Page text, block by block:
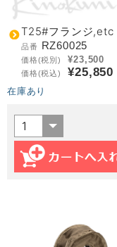
T25#フランジ,etc
品番 RZ60025
価格(税別) ¥23,500
価格(税込) ¥25,850
在庫あり